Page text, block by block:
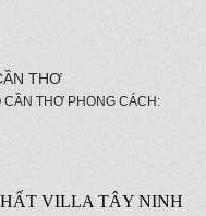
THƠ
THƠ PHONG CÁCH: